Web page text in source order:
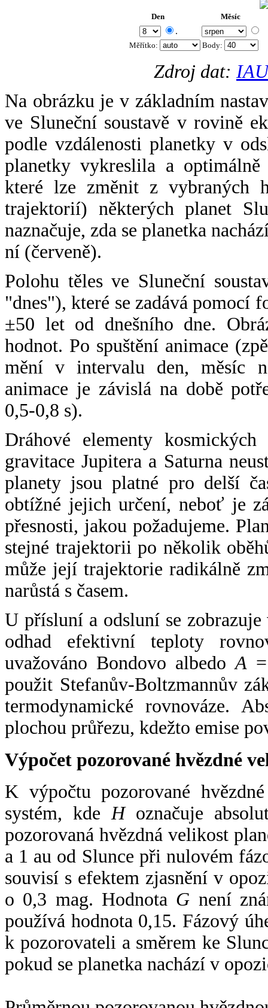
Den Měsíc
.
Měřítko: Body:
Zdroj dat:
Na obrázku je v základním
ve Sluneční soustavě v rovině
podle vzdálenosti planetky v
planetky vykreslila a
které lze změnit z vybraných
trajektorií) některých planet
naznačuje, zda se planetka
ní (červeně).
Polohu těles ve Sluneční
"dnes"), které se zadává pomocí
±50 let od dnešního dne.
hodnot. Po spuštění animace
mění v intervalu den, měsíc
animace je závislá na době
0,5-0,8 s).
Dráhové elementy
gravitace Jupitera a Saturna
planety jsou platné pro delší
obtížné jejich určení, neboť je
přesnosti, jakou požadujeme.
stejné trajektorii po několik
může její trajektorie radikálně
narůstá s časem.
U přísluní a odsluní se
odhad efektivní teploty
uvažováno Bondovo albedoA
použit Stefanův-Boltzmannův
termodynamické rovnováze.
plochou průřezu, kdežto emise
Výpočet pozorované hvězdné
K výpočtu pozorované
systém, kde Hoznačuje
pozorovaná hvězdná velikost
a 1 au od Slunce při nulovém
souvisí s efektem zjasnění v
o 0,3 mag. Hodnota G není
používá hodnota 0,15. Fázový
k pozorovateli a směrem ke
pokud se planetka nachází v